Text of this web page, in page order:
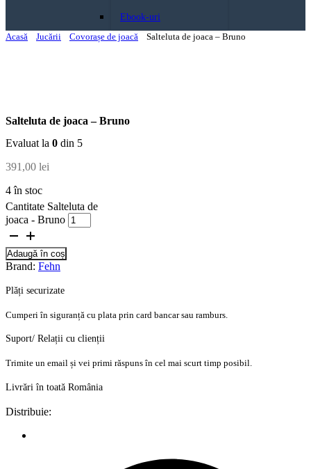
Ebook-uri
Acasă
Jucării Covorașe de joacă Salteluta de joaca – Bruno
Salteluta de joaca – Bruno
Evaluat la 0 din 5
391,00 lei
4 în stoc
Cantitate Salteluta de
joaca - Bruno
Adaugă în coș
Brand: Fehn
Plăți securizate
Cumperi în siguranță cu plata prin card bancar sau ramburs.
Suport/ Relații cu clienții
Trimite un email și vei primi răspuns în cel mai scurt timp posibil.
Livrări în toată România
Distribuie: